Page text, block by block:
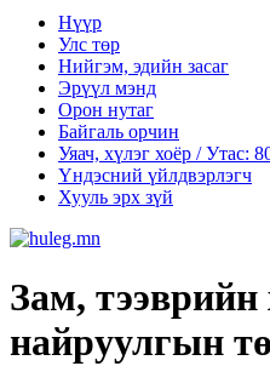
Нүүр
Улс төр
Нийгэм, эдийн засаг
Эрүүл мэнд
Орон нутаг
Байгаль орчин
Уяач, хүлэг хоёр / Утас:
Үндэсний үйлдвэрлэгч
Хууль эрх зүй
Зам,
найруулгын